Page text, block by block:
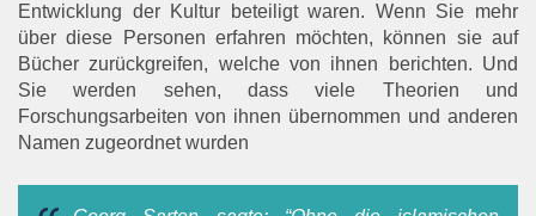
Entwicklung der Kultur beteiligt waren. Wenn Sie mehr
über diese Personen erfahren möchten, können sie auf
Bücher zurückgreifen, welche von ihnen berichten. Und
Sie werden sehen, dass viele Theorien und
Forschungsarbeiten von ihnen übernommen und anderen
Namen zugeordnet wurden